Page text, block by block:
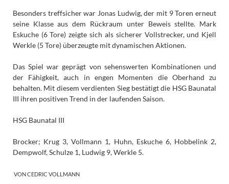
Besonders treffsicher war Jonas Ludwig, der mit 9 Toren erneut
seine Klasse aus dem Rückraum unter Beweis stellte. Mark
Eskuche (6 Tore) zeigte sich als sicherer Vollstrecker, und Kjell
Werkle (5 Tore) überzeugte mit dynamischen Aktionen.
Das Spiel war geprägt von sehenswerten Kombinationen und
der Fähigkeit, auch in engen Momenten die Oberhand zu
behalten. Mit diesem verdienten Sieg bestätigt die HSG Baunatal
III ihren positiven Trend in der laufenden Saison.
HSG Baunatal III
Brocker; Krug 3, Vollmann 1, Huhn, Eskuche 6, Hobbelink 2,
Dempwolf, Schulze 1, Ludwig 9, Werkle 5.
VON CEDRIC VOLLMANN